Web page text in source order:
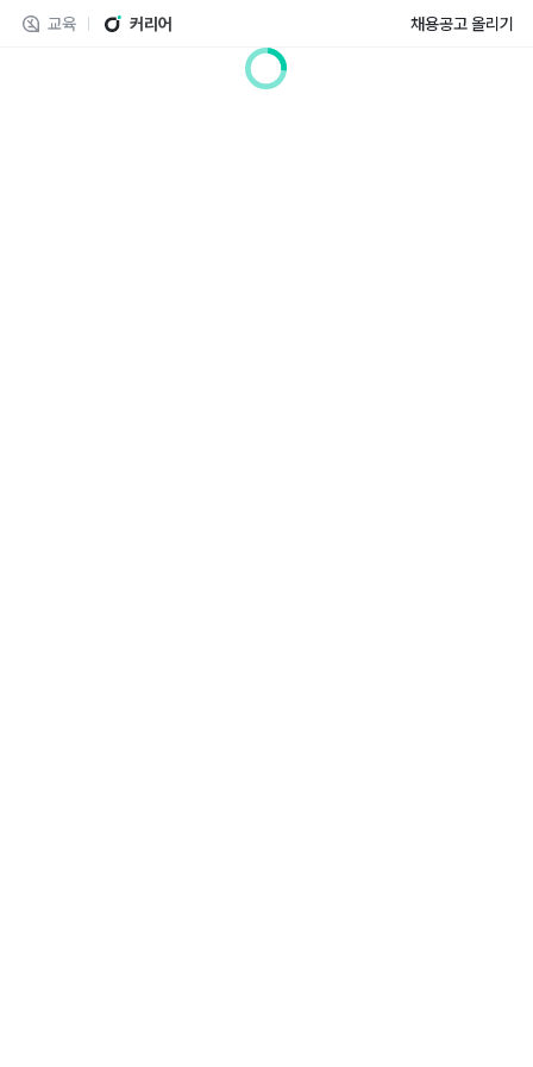
교육 커리어 채용공고 올리기